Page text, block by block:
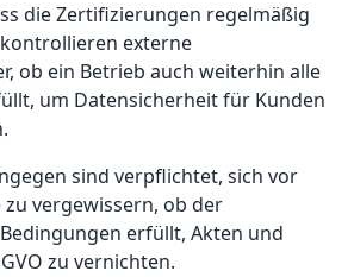
die Zertifizierungen regelmäßig
externe
ob ein Betrieb auch weiterhin alle
um Datensicherheit für Kunden
sind verpflichtet, sich vor
vergewissern, ob der
erfüllt, Akten und
zu vernichten.